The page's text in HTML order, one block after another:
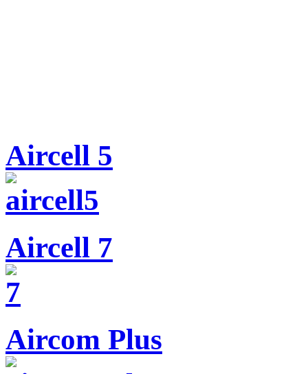
Aircell 5
Aircell 7
Aircom Plus